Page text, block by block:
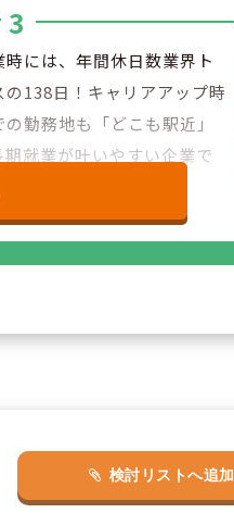
3
時には、年間休日数業界ト
の138日！キャリアアップ時
勤務地も「どこも駅近」
期就業が叶いやすい企業で
検討リストへ追加